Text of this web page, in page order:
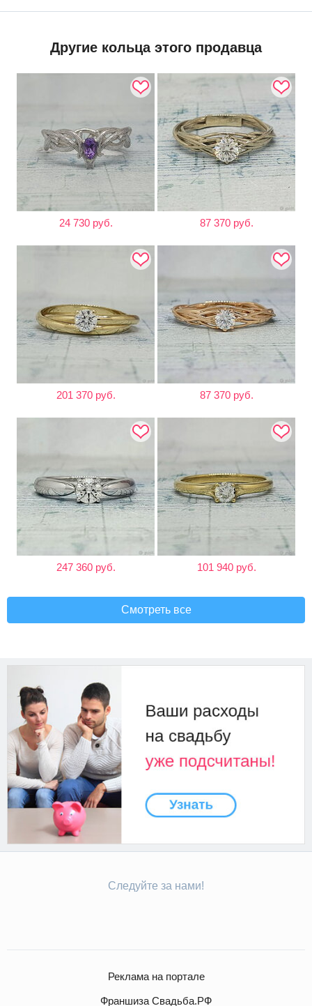
Другие кольца этого продавца
24 730 руб. 87 370 руб.
201 370 руб. 87 370 руб.
247 360 руб. 101 940 руб.
Смотреть все
Следуйте за нами!
Реклама на портале
Франшиза Свадьба.РФ